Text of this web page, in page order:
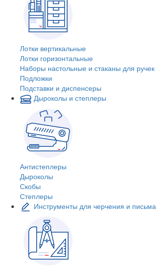
Лотки вертикальные
Лотки горизонтальные
Наборы настольные и стаканы для ручек
Подложки
Подставки и диспенсеры
Дыроколы и степлеры
Антистеплеры
Дыроколы
Скобы
Степлеры
Инструменты для черчения и письма